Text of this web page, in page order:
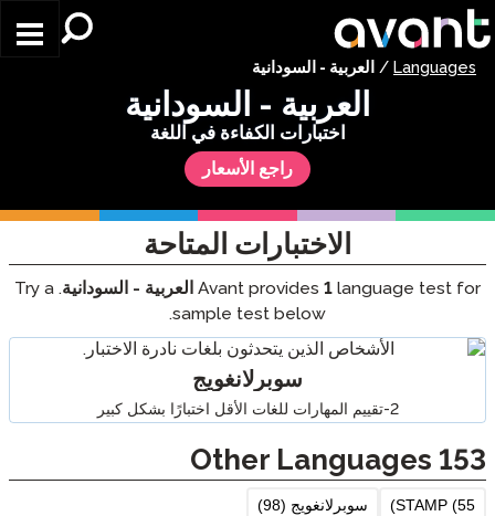
Skip to main content
Languages
/ العربية - السودانية
العربية - السودانية
اختبارات الكفاءة في اللغة
راجع الأسعار
الاختبارات المتاحة
Avant provides 1 language test for العربية - السودانية . Try a
sample test below.
سوبرلانغويج
2-تقييم المهارات للغات الأقل اختبارًا بشكل كبير
153
STAMP (55) سوبرلانغويج (98)